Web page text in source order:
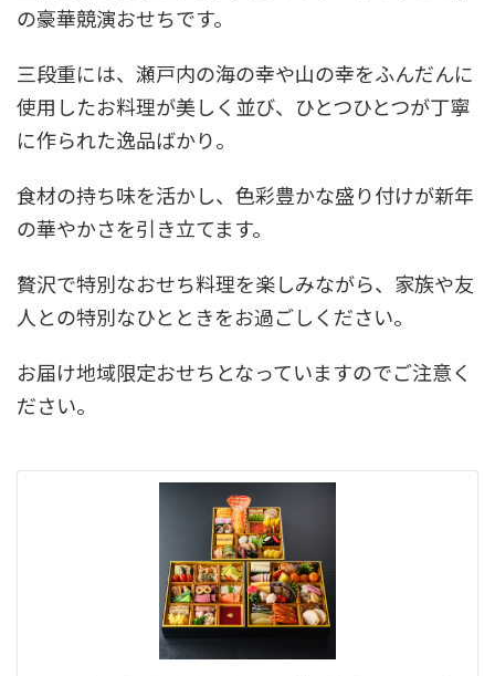
の豪華競演おせちです。
三段重には、瀬戸内の海の幸や山の幸をふんだんに
使用したお料理が美しく並び、ひとつひとつが丁寧
に作られた逸品ばかり。
食材の持ち味を活かし、色彩豊かな盛り付けが新年
の華やかさを引き立てます。
贅沢で特別なおせち料理を楽しみながら、家族や友
人との特別なひとときをお過ごしください。
お届け地域限定おせちとなっていますのでご注意く
ださい。